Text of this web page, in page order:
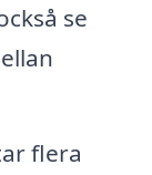
se
flera